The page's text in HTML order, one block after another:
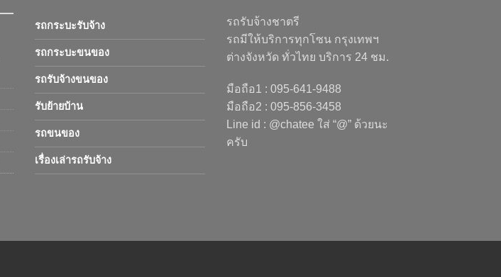
รถกระบะรับจ้าง
รถกระบะขนของ
รถรับจ้างขนของ
รับย้ายบ้าน
รถขนของ
เรื่องเล่ารถรับจ้าง
รถรับจ้างชาตรี
รถมีให้บริการทุกโซน กรุงเทพฯ
ต่างจังหวัด ทั่วไทย บริการ 24 ชม.
มือถือ1 : 095-641-9488
มือถือ2 : 095-856-3458
Line id : @chatee ใส่ “@” ด้วยนะ
ครับ